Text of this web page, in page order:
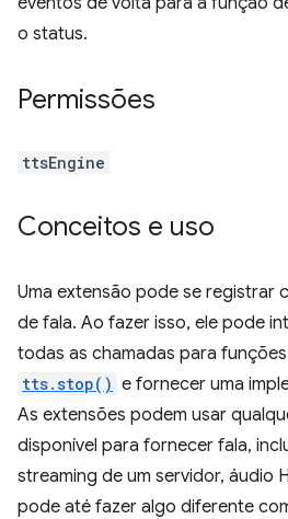
o status.
Permissões
ttsEngine
Conceitos e uso
Uma extensão pode se registrar
de fala. Ao fazer isso, ele pode
todas as chamadas para
tts.stop() e fornecer uma
As extensões podem usar
disponível para fornecer fala,
streaming de um servidor, áudio
pode até fazer algo diferente